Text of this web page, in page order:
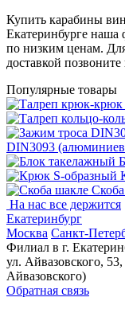
Купить карабины
Екатеринбурге наша
по низким ценам.
доставкой
Популярные товары
DIN3093
На нас все держится
Екатеринбург
Москва Санкт-
Филиал в г.
ул. Айвазовского,
Айвазовского)
Обратная связь